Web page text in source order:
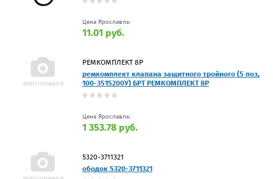
Цена Ярославль:
11.01 руб.
РЕМКОМПЛЕКТ 8Р
ремкомплект клапана защитного тройного (5 поз,
100-3515200У) БРТ РЕМКОМПЛЕКТ 8Р
Цена Ярославль:
1 353.78 руб.
5320-3711321
ободок 5320-3711321